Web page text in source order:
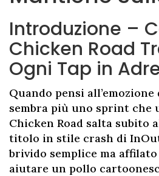
Introduzione –
Chicken Road
Ogni Tap in
Quando pensi
sembra più uno sprint che
Chicken Road salta subito
titolo in stile crash di
brivido semplice ma
aiutare un pollo